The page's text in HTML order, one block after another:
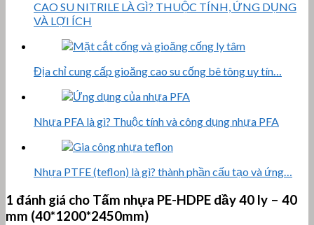
CAO SU NITRILE LÀ GÌ? THUỘC TÍNH, ỨNG DỤNG
VÀ LỢI ÍCH
Địa chỉ cung cấp gioăng cao su cống bê tông uy tín…
Nhựa PFA là gì? Thuộc tính và công dụng nhựa PFA
Nhựa PTFE (teflon) là gì? thành phần cấu tạo và ứng…
1 đánh giá cho Tấm nhựa PE-HDPE dầy 40 ly – 40
mm (40*1200*2450mm)